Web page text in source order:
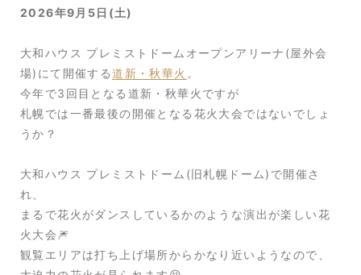
2026年9月5日(土)
大和ハウス プレミストドームオープンアリーナ(屋外会
場)にて開催する道新・秋華火 。
今年で3回目となる道新・秋華火ですが
札幌では一番最後の開催となる花火大会ではないでしょ
うか？
大和ハウス プレミストドーム(旧札幌ドーム)で開催さ
れ、
まるで花火がダンスしているかのような演出が楽しい花
火大会🎆
観覧エリアは打ち上げ場所からかなり近いようなので、